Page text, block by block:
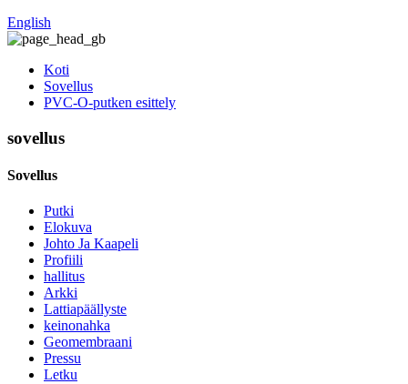
English
Koti
Sovellus
PVC-O-putken esittely
sovellus
Sovellus
Putki
Elokuva
Johto Ja Kaapeli
Profiili
hallitus
Arkki
Lattiapäällyste
keinonahka
Geomembraani
Pressu
Letku